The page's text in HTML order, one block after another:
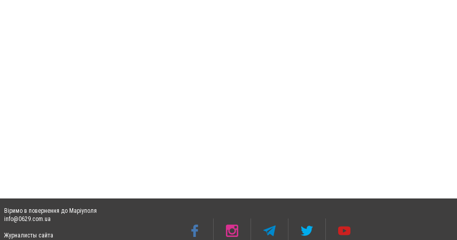
Віримо в повернення до Маріуполя
info@0629.com.ua
Журналисты сайта